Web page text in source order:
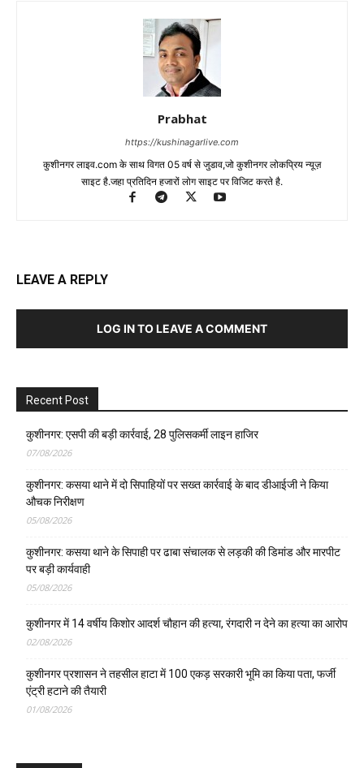
Prabhat
https://kushinagarlive.com
कुशीनगर लाइव.com के साथ विगत 05 वर्ष से जुडाव,जो कुशीनगर लोकप्रिय न्यूज़
साइट है.जहा प्रतिदिन हजारों लोग साइट पर विजिट करते है.
LEAVE A REPLY
LOG IN TO LEAVE A COMMENT
Recent Post
कुशीनगर: एसपी की बड़ी कार्रवाई, 28 पुलिसकर्मी लाइन हाजिर
07/08/2026
कुशीनगर: कसया थाने में दो सिपाहियों पर सख्त कार्रवाई के बाद डीआईजी ने किया
औचक निरीक्षण
05/08/2026
कुशीनगर: कसया थाने के सिपाही पर ढाबा संचालक से लड़की की डिमांड और मारपीट
पर बड़ी कार्यवाही
05/08/2026
कुशीनगर में 14 वर्षीय किशोर आदर्श चौहान की हत्या, रंगदारी न देने का हत्या का आरोप
02/08/2026
कुशीनगर प्रशासन ने तहसील हाटा में 100 एकड़ सरकारी भूमि का किया पता, फर्जी
एंट्री हटाने की तैयारी
01/08/2026